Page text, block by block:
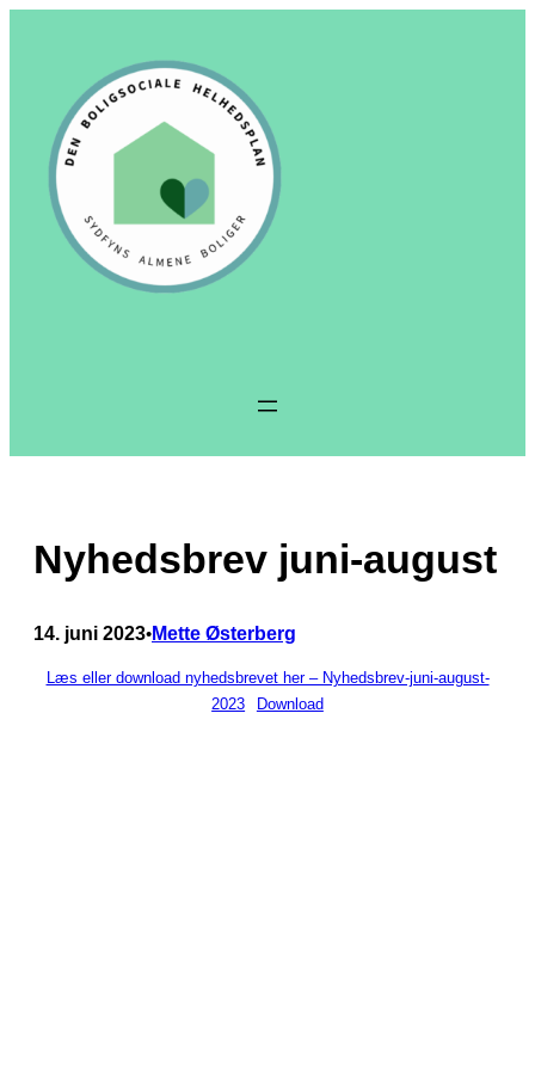
Nyhedsbrev juni-august
14. juni 2023•Mette Østerberg
Læs eller download nyhedsbrevet her – Nyhedsbrev-juni-august-
2023
Download